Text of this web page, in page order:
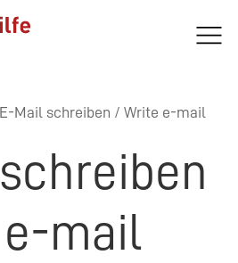
E-Mail schreiben / Write e-mail
mail